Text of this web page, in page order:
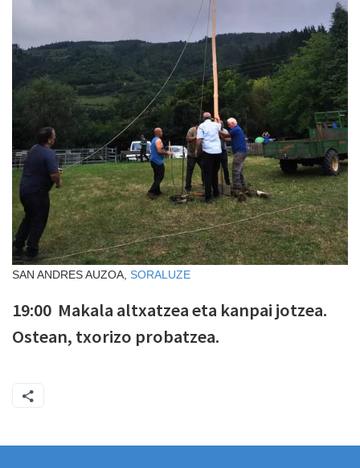
SAN ANDRES AUZOA, SORALUZE
19:00 Makala altxatzea eta kanpai jotzea.
Ostean, txorizo probatzea.